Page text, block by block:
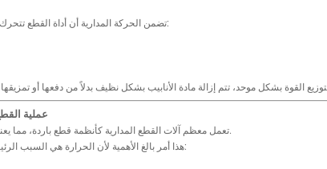
تضمن الحركة المدارية أن أداة القطع تتحرك بالتساوي حول محيط الأنبوب. هذا يلغي:
2. عملية
تعمل معظم آلات القطع المدارية كأنظمة قطع باردة، مما يعني أنها لا تولد حرارة كبيرة أثناء التشغيل.
هذا أمر بالغ الأهمية لأن الحرارة هي السبب الرئيسي لتكوين الأزيز. عندما يسخن المعدن: